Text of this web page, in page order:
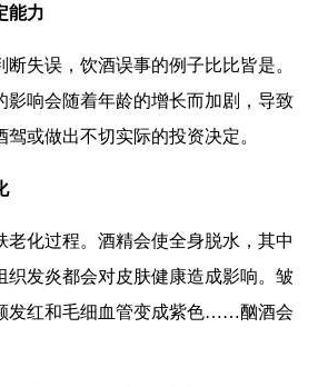
能力
误，饮酒误事的例子比比皆是。
影响会随着年龄的增长而加剧，导致
或做出不切实际的投资决定。
化过程。酒精会使全身脱水，其中
织发炎都会对皮肤健康造成影响。皱
发红和毛细血管变成紫色……酗酒会